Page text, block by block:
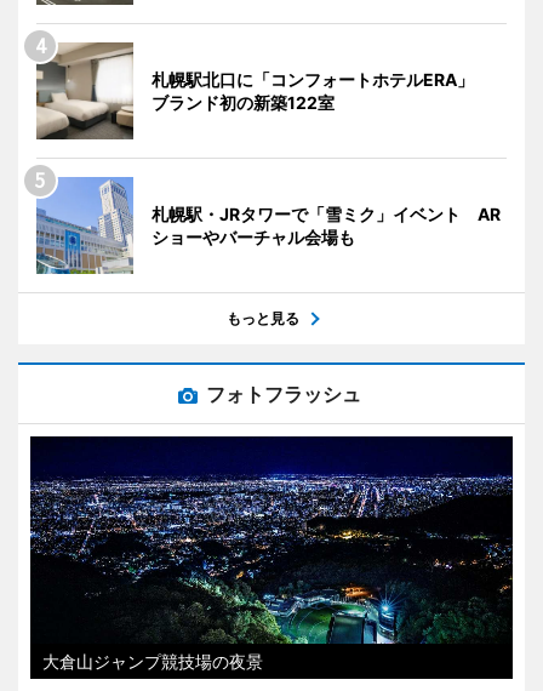
札幌駅北口に「コンフォートホテルERA」
ブランド初の新築122室
札幌駅・JRタワーで「雪ミク」イベント AR
ショーやバーチャル会場も
もっと見る
フォトフラッシュ
大倉山ジャンプ競技場の夜景